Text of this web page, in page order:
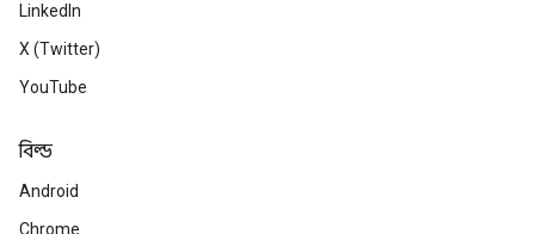
LinkedIn
X (Twitter)
YouTube
বিল্ড
Android
Chrome